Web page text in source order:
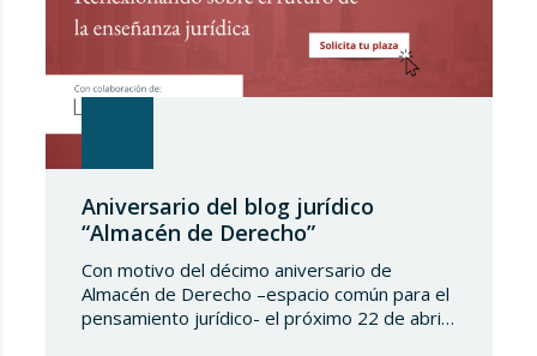
Aniversario del blog jurídico
“Almacén de Derecho”
Con motivo del décimo aniversario de
Almacén de Derecho –espacio común para el
pensamiento jurídico- el próximo 22 de abril